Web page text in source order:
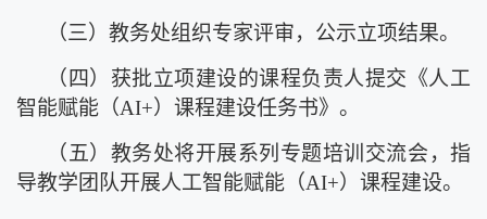
（三） 教务处组织专家评审，公示立项结果。
（四） 获批立项建设的课程负责人提交《人工
智能赋能（AI+）课程建设任务书》。
（五） 教务处将开展系列 专题培训 交流会，指
导教学团队开展人工智能赋能（AI+）课程建设。